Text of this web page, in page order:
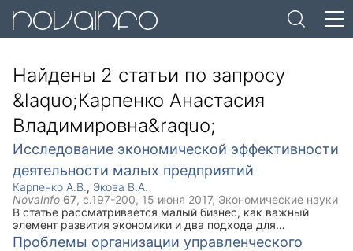
Найдены 2 статьи по запросу
Карпенко Анастасия
Владимировна
Исследование экономической эффективности
деятельности малых предприятий
Карпенко А.В., Экова В.А.
NovaInfo 67, с.197-200, 15 июня 2017, Экономические науки
В статье рассматривается малый бизнес, как важный
элемент развития экономики и два подхода для
оценивания его экономической эффективности.
Проблемы организации управленческого